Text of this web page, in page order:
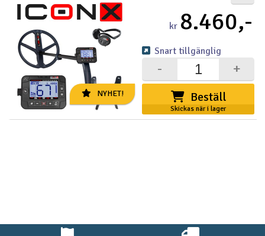
Radioutrustning
Raketer
Scooter & elfordon
Smarthem, lek och hobby
NYHET!
kr 8.460,-
Beställ
Skickas när i lager
+
-
Snart tillgänglig